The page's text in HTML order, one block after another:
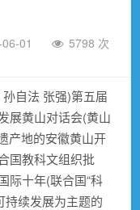
01
5798 次
自法 张强)第五届
展黄山对话会(黄山
产地的安徽黄山开
国教科文组织批
际十年(联合国“科
持续发展为主题的